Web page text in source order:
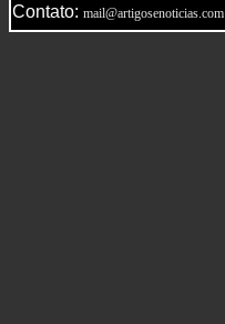
Contato: mail@artigosenoticias.com